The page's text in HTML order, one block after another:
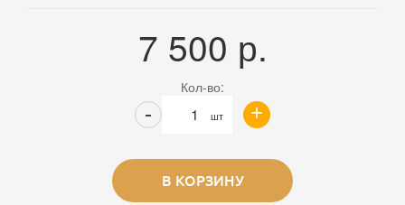
7 500 р.
Кол-во:
шт +
-
В КОРЗИНУ